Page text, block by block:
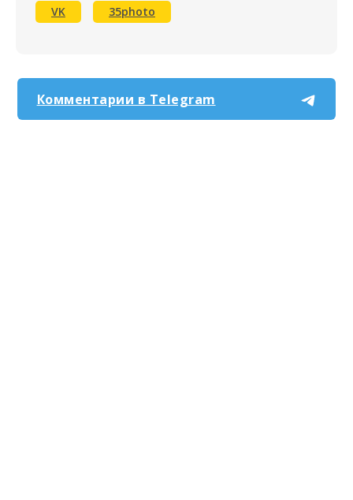
VK 35photo
Комментарии в Telegram